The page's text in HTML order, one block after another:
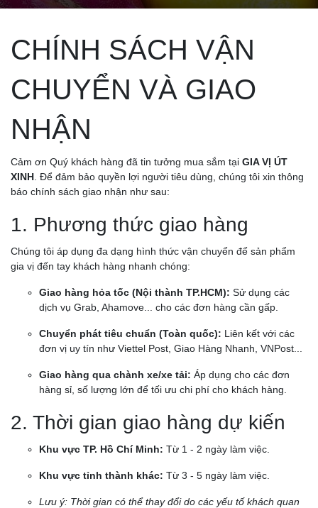
CHÍNH SÁCH VẬN
CHUYỂN VÀ GIAO
NHẬN
Cảm ơn Quý khách hàng đã tin tưởng mua sắm tại GIA VỊ ÚT
XINH . Để đảm bảo quyền lợi người tiêu dùng, chúng tôi xin thông
báo chính sách giao nhận như sau:
1. Phương thức giao hàng
Chúng tôi áp dụng đa dạng hình thức vận chuyển để sản phẩm
gia vị đến tay khách hàng nhanh chóng:
Giao hàng hỏa tốc (Nội thành TP.HCM): Sử dụng các
dịch vụ Grab, Ahamove... cho các đơn hàng cần gấp.
Chuyển phát tiêu chuẩn (Toàn quốc): Liên kết với các
đơn vị uy tín như Viettel Post, Giao Hàng Nhanh, VNPost...
Giao hàng qua chành xe/xe tải: Áp dụng cho các đơn
hàng sỉ, số lượng lớn để tối ưu chi phí cho khách hàng.
2. Thời gian giao hàng dự kiến
Khu vực TP. Hồ Chí Minh: Từ 1 - 2 ngày làm việc.
Khu vực tỉnh thành khác: Từ 3 - 5 ngày làm việc.
Lưu ý: Thời gian có thể thay đổi do các yếu tố khách quan